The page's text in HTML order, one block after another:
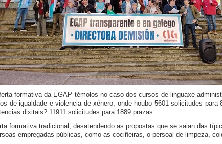
formativa da EGAP témolos no caso dos cursos de linguaxe
de igualdade e violencia de xénero, onde houbo 5601 solicitudes
dixitais? 11911 solicitudes para 1889 prazas.
formativa tradicional, desatendendo as propostas que se saian das
empregadas públicas, como as cociñeiras, o persoal de limpeza,